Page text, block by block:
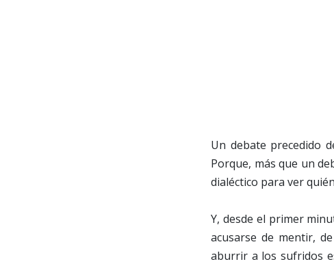
Un debate precedido
Porque, más que un
dialéctico para ver
Y, desde el primer
acusarse de mentir,
aburrir a los sufridos